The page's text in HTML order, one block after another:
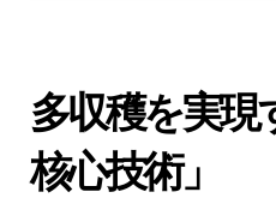
1.1.1. 実践的な摘
1.2.第2の法則：根
中
多収穫を実現
核心技術」